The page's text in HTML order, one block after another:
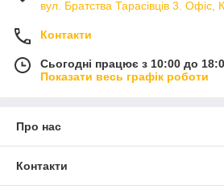
вул. Братства Тарасівців 3. Офіс,
Контакти
Сьогодні працює з 10:00 до
Показати весь графік роботи
Про нас
Контакти